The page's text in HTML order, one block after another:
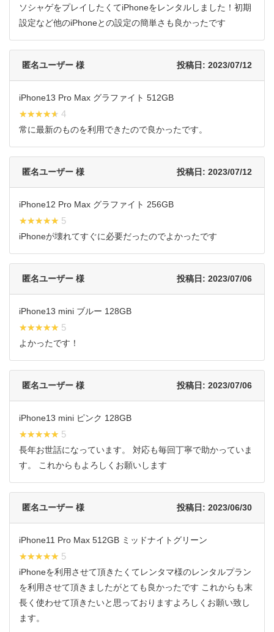
ソシャゲをプレイしたくてiPhoneをレンタルしました！初期
設定など他のiPhoneとの設定の簡単さも良かったです
匿名ユーザー 様 投稿日: 2023/07/12
iPhone13 Pro Max グラファイト 512GB
★★★★★
★★★★★ 4
常に最新のものを利用できたので良かったです。
匿名ユーザー 様 投稿日: 2023/07/12
iPhone12 Pro Max グラファイト 256GB
★★★★★
★★★★★ 5
iPhoneが壊れてすぐに必要だったのでよかったです
匿名ユーザー 様 投稿日: 2023/07/06
iPhone13 mini ブルー 128GB
★★★★★
★★★★★ 5
よかったです！
匿名ユーザー 様 投稿日: 2023/07/06
iPhone13 mini ピンク 128GB
★★★★★
★★★★★ 5
長年お世話になっています。 対応も毎回丁寧で助かっていま
す。 これからもよろしくお願いします
匿名ユーザー 様 投稿日: 2023/06/30
iPhone11 Pro Max 512GB ミッドナイトグリーン
★★★★★
★★★★★ 5
iPhoneを利用させて頂きたくてレンタマ様のレンタルプラン
を利用させて頂きましたがとても良かったです これからも末
長く使わせて頂きたいと思っておりますよろしくお願い致し
ます。